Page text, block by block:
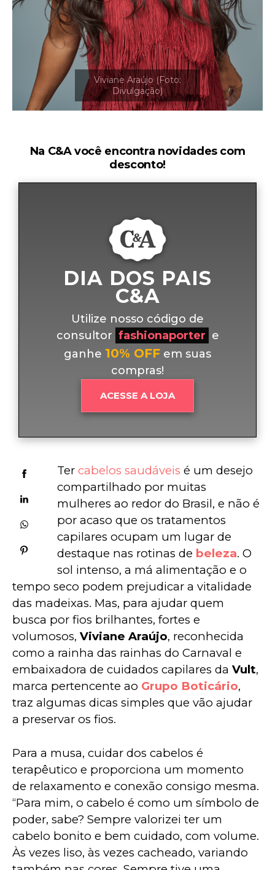
Na C&A você encontra novidades com
desconto!
DIA DOS PAIS
C&A
Utilize nosso código de
consultor fashionaporter e
ganhe 10% OFF em suas
compras!
ACESSE A LOJA
Ter cabelos saudáveis é um desejo
compartilhado por muitas
mulheres ao redor do Brasil, e não é
por acaso que os tratamentos
capilares ocupam um lugar de
destaque nas rotinas de beleza. O
sol intenso, a má alimentação e o
tempo seco podem prejudicar a vitalidade
das madeixas. Mas, para ajudar quem
busca por fios brilhantes, fortes e
volumosos, Viviane Araújo, reconhecida
como a rainha das rainhas do Carnaval e
embaixadora de cuidados capilares da Vult,
marca pertencente ao Grupo Boticário,
traz algumas dicas simples que vão ajudar
a preservar os fios.
Para a musa, cuidar dos cabelos é
terapêutico e proporciona um momento
de relaxamento e conexão consigo mesma.
“Para mim, o cabelo é como um símbolo de
poder, sabe? Sempre valorizei ter um
cabelo bonito e bem cuidado, com volume.
Às vezes liso, às vezes cacheado, variando